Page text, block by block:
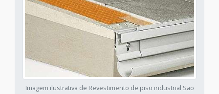
Imagem ilustrativa de Revestimento de piso industrial São